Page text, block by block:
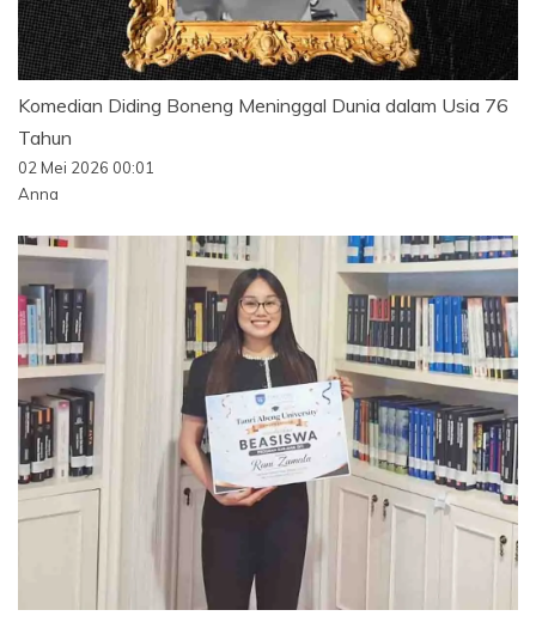
Komedian Diding Boneng Meninggal Dunia dalam Usia 76
Tahun
02 Mei 2026 00:01
Anna